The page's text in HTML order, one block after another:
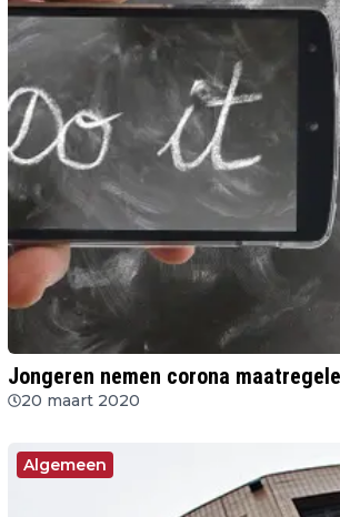
Jongeren nemen corona
20 maart 2020
Algemeen